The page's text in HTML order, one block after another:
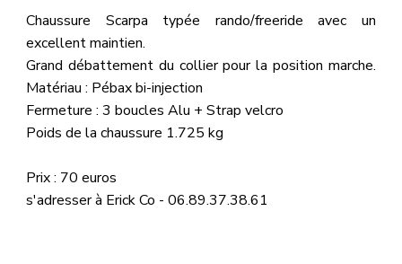
Chaussure Scarpa typée rando/freeride avec un
excellent maintien.
Grand débattement du collier pour la position marche.
Matériau : Pébax bi-injection
Fermeture : 3 boucles Alu + Strap velcro
Poids de la chaussure 1.725 kg
Prix : 70 euros
s'adresser à Erick Co - 06.89.37.38.61